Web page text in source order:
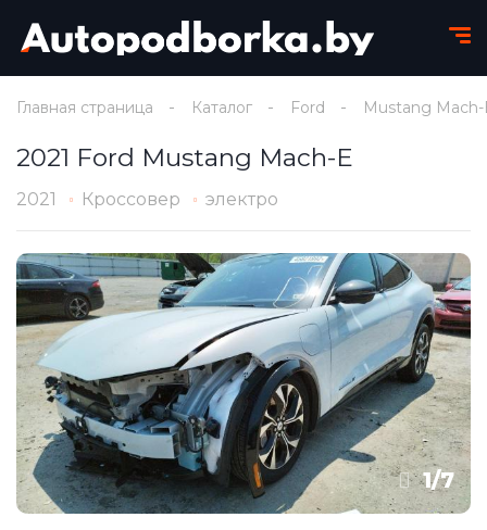
Главная страница Каталог Ford Mustang Mach-
2021 Ford Mustang Mach-E
2021 Кроссовер электро
1/7